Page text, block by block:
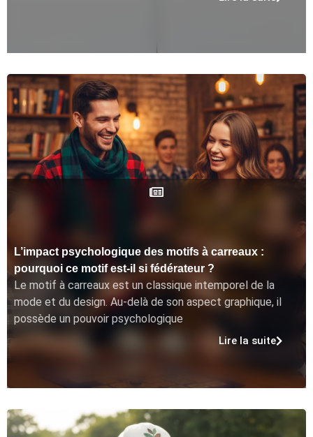
L’impact psychologique des motifs à carreaux :
pourquoi ce motif est-il si fédérateur ?
Le motif à carreaux est un classique intemporel de la
mode et du design. Au-delà de son aspect graphique, il
possède un pouvoir psychologique
Lire la suite